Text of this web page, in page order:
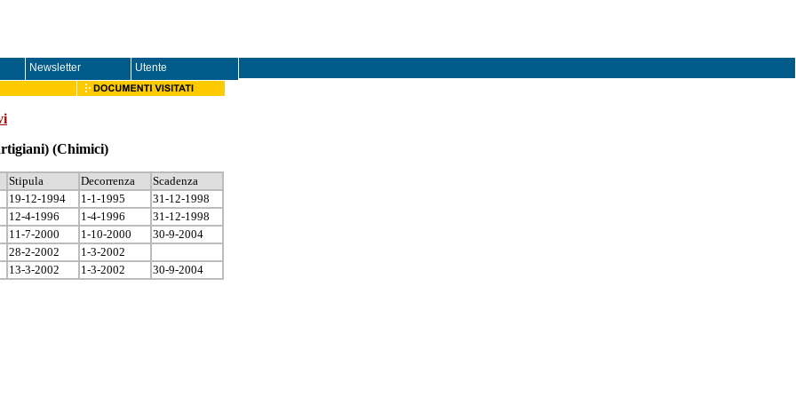
Newsletter Utente
(Chimici)
Stipula Decorrenza
Scadenza
19-12-1994
1-1-1995
31-12-1998
12-4-1996
1-4-1996
31-12-1998
11-7-2000
1-10-2000
30-9-2004
28-2-2002
1-3-2002
13-3-2002
1-3-2002 30-9-2004